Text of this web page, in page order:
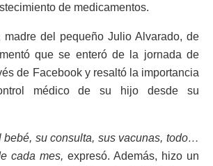
de medicamentos.
madre del pequeño Julio Alvarado, de
que se enteró de la jornada de
de Facebook y resaltó la importancia
médico de su hijo desde su
bebé, su consulta, sus vacunas, todo…
cada mes, expresó. Además, hizo un